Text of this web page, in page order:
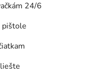
24/6
pištole